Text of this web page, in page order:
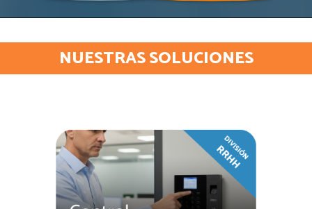
NUESTRAS SOLUCIONES